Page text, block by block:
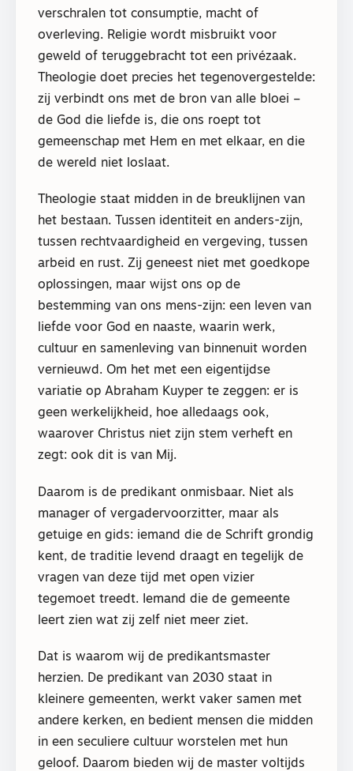
verschralen tot consumptie, macht of
overleving. Religie wordt misbruikt voor
geweld of teruggebracht tot een privézaak.
Theologie doet precies het tegenovergestelde:
zij verbindt ons met de bron van alle bloei –
de God die liefde is, die ons roept tot
gemeenschap met Hem en met elkaar, en die
de wereld niet loslaat.
Theologie staat midden in de breuklijnen van
het bestaan. Tussen identiteit en anders-zijn,
tussen rechtvaardigheid en vergeving, tussen
arbeid en rust. Zij geneest niet met goedkope
oplossingen, maar wijst ons op de
bestemming van ons mens-zijn: een leven van
liefde voor God en naaste, waarin werk,
cultuur en samenleving van binnenuit worden
vernieuwd. Om het met een eigentijdse
variatie op Abraham Kuyper te zeggen: er is
geen werkelijkheid, hoe alledaags ook,
waarover Christus niet zijn stem verheft en
zegt: ook dit is van Mij.
Daarom is de predikant onmisbaar. Niet als
manager of vergadervoorzitter, maar als
getuige en gids: iemand die de Schrift grondig
kent, de traditie levend draagt en tegelijk de
vragen van deze tijd met open vizier
tegemoet treedt. Iemand die de gemeente
leert zien wat zij zelf niet meer ziet.
Dat is waarom wij de predikantsmaster
herzien. De predikant van 2030 staat in
kleinere gemeenten, werkt vaker samen met
andere kerken, en bedient mensen die midden
in een seculiere cultuur worstelen met hun
geloof. Daarom bieden wij de master voltijds